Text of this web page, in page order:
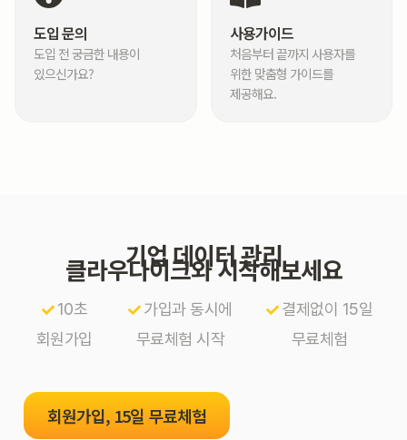
도입 문의
도입 전 궁금한 내용이
있으신가요?
사용가이드
처음부터 끝까지 사용자를
위한 맞춤형 가이드를
제공해요.
기업 데이터 관리
클라우다이크와 시작해보세요
10초
회원가입
가입과 동시에
무료체험 시작
결제없이 15일
무료체험
회원가입, 15일 무료체험